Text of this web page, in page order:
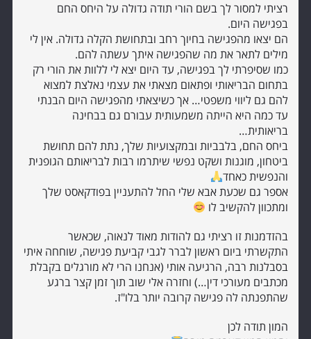
רציתי למסור לך בשם הורי תודה גדולה על היחס החם
בפגישה היום.
הם יצאו מהפגישה בחיוך רחב ובתחושת הקלה גדולה. אין לי
מילים לתאר את מה שהפגישה איתך עשתה להם.
כמו שסיפרתי לך בפגישה, עד היום יצא לי ללוות את הורי רק
בתחום הבריאותי ופתאום מצאתי את עצמי נאלצת למצוא
להם גם ליווי משפטי… אך כשיצאתי מהפגישה היום הבנתי
עד כמה היא הייתה משמעותית עבורם גם בבחינה
בריאותית…
ביחס החם, בלבביות ובמקצועיות שלך, נתת להם תחושת
ביטחון, מוגנות ושקט נפשי שיתרמו רבות לבריאותם הגופנית
והנפשית כאחד
אספר גם שכעת אבא שלי החל להתעניין בפודקאסט שלך
ומתכוון להקשיב לו
בהזדמנות זו רציתי גם להודות מאוד לנאוה, שכאשר
התקשרתי ביום ראשון לברר לגבי קביעת פגישה, שוחחה איתי
בסבלנות רבה, הרגיעה אותי (אנחנו הרי לא מורגלים בקבלת
מכתבים מעורכי דין…) וחזרה אלי שוב תוך זמן קצר ברגע
שהתפנתה לה פגישה קרובה יותר בלו"ז.
המון תודה לכן